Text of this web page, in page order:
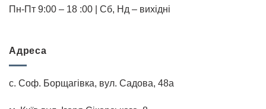
Пн-Пт 9:00 – 18 :00 | Cб, Нд – вихідні
Адреса
с. Соф. Борщагівка, вул. Садова, 48а